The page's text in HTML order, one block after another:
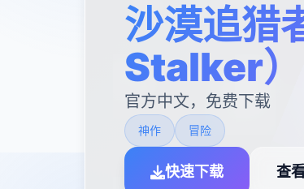
沙漠追猎
Stalker）
官方中文，免费下载
神作 冒险
快速下载 查